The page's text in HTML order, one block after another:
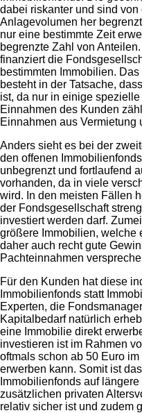
dabei riskanter und sind
Anlagevolumen her
nur eine bestimmte Zeit
begrenzte Zahl von
finanziert die
bestimmten Immobilien.
besteht in der Tatsache,
ist, da nur in einige
Einnahmen des Kunden
Einnahmen aus Vermietung
Anders sieht es bei der
den offenen
unbegrenzt und fortlaufend
vorhanden, da in viele
wird. In den meisten Fällen
der Fondsgesellschaft
investiert werden darf.
größere Immobilien, welche
daher auch recht gute
Pachteinnahmen
Für den Kunden hat diese
Immobilienfonds statt
Experten, die
Kapitalbedarf natürlich
eine Immobilie direkt
investieren ist im Rahmen
oftmals schon ab 50 Euro
erwerben kann. Somit ist
Immobilienfonds auf
zusätzlichen privaten
relativ sicher ist und zudem